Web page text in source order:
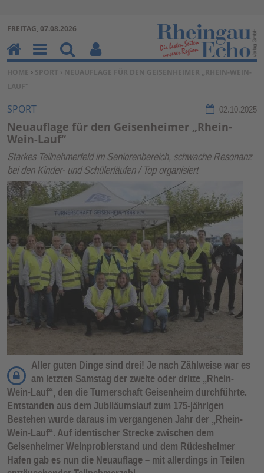
Zum Inhalt springen ↓
FREITAG, 07.08.2026
SIE BEFINDEN SICH HIER:
HOME › SPORT › NEUAUFLAGE FÜR DEN GEISENHEIMER „RHEIN-WEIN-
LAUF“
SPORT 02.10.2025
Neuauflage für den Geisenheimer „Rhein-
Wein-Lauf“
Starkes Teilnehmerfeld im Seniorenbereich, schwache Resonanz
bei den Kinder- und Schülerläufen / Top organisiert
Aller guten Dinge sind drei! Je nach Zählweise war es
am letzten Samstag der zweite oder dritte „Rhein-
Wein-Lauf“, den die Turnerschaft Geisenheim durchführte.
Entstanden aus dem Jubiläumslauf zum 175-jährigen
Bestehen wurde daraus im vergangenen Jahr der „Rhein-
Wein-Lauf“. Auf identischer Strecke zwischen dem
Geisenheimer Weinprobierstand und dem Rüdesheimer
Hafen gab es nun die Neuauflage – mit allerdings in Teilen
H
o
m
e
M
en
Su
ch
Be
nu
un
on
en